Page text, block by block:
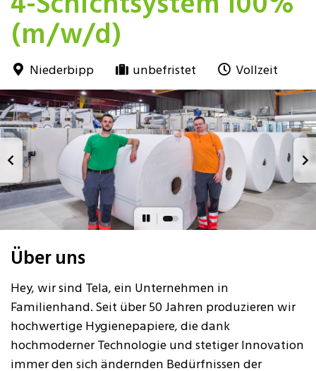
4-Schichtsystem 100%
(m/w/d)
Niederbipp unbefristet Vollzeit
Über uns
Hey, wir sind Tela, ein Unternehmen in
Familienhand. Seit über 50 Jahren produzieren wir
hochwertige Hygienepapiere, die dank
hochmoderner Technologie und stetiger Innovation
immer den sich ändernden Bedürfnissen der